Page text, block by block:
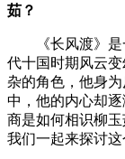
茹？
《长风渡》
代十国时期风云
杂的角色，他身
中，他的内心却
商是如何相识柳
我们一起来探讨这